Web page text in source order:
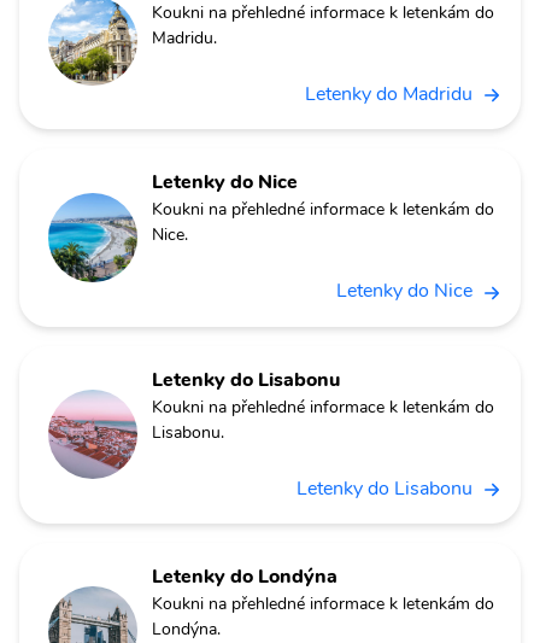
Koukni na přehledné informace k letenkám do
Madridu.
Letenky do Madridu
Letenky do Nice
Koukni na přehledné informace k letenkám do
Nice.
Letenky do Nice
Letenky do Lisabonu
Koukni na přehledné informace k letenkám do
Lisabonu.
Letenky do Lisabonu
Letenky do Londýna
Koukni na přehledné informace k letenkám do
Londýna.